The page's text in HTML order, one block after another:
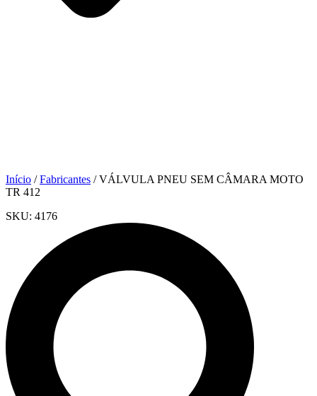
Início /Fabricantes / VÁLVULA PNEU SEM CÂMARA MOTO
TR 412
SKU: 4176